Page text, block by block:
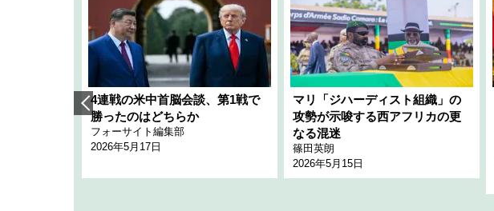
4連戦の米中首脳会談、第1戦で
勝ったのはどちらか
フォーサイト編集部
2026年5月17日
マリ「ジハーディスト組織」の
攻勢が示唆する西アフリカの更
なる混迷
篠田英朗
2026年5月15日